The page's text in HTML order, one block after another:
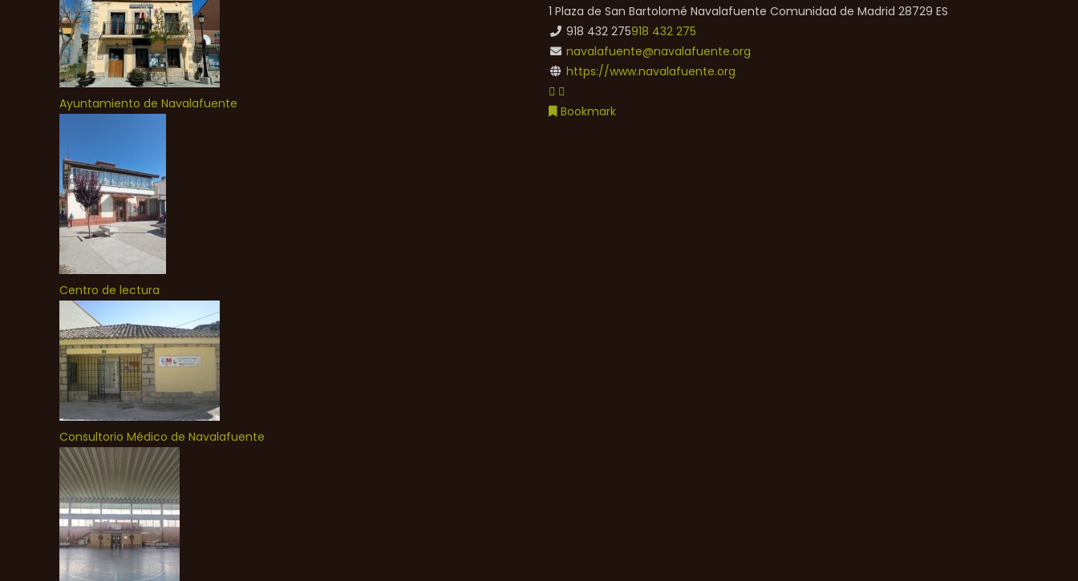
Ayuntamiento de Navalafuente
Centro de lectura
Consultorio Médico de Navalafuente
1 Plaza de San Bartolomé Navalafuente Comunidad de Madrid 28729 ES
918 432 275918 432 275
navalafuente@navalafuente.org
https://www.navalafuente.org
Bookmark